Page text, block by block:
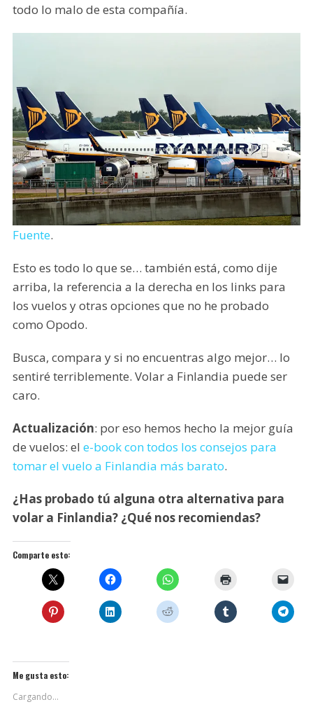
todo lo malo de esta compañía.
Fuente.
Esto es todo lo que se… también está, como dije
arriba, la referencia a la derecha en los links para
los vuelos y otras opciones que no he probado
como Opodo.
Busca, compara y si no encuentras algo mejor… lo
sentiré terriblemente. Volar a Finlandia puede ser
caro.
Actualización: por eso hemos hecho la mejor guía
de vuelos: el e-book con todos los consejos para
tomar el vuelo a Finlandia más barato.
¿Has probado tú alguna otra alternativa para
volar a Finlandia? ¿Qué nos recomiendas?
Comparte esto:
Me gusta esto:
Cargando...